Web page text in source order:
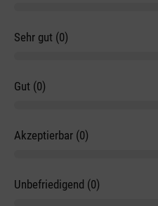
Sehr gut (0)
Gut (0)
Akzeptierbar (0)
Unbefriedigend (0)